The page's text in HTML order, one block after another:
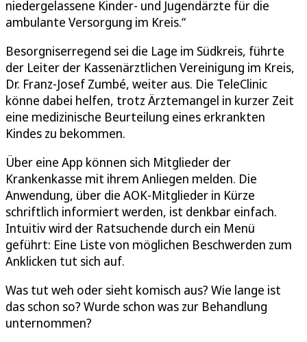
niedergelassene Kinder- und Jugendärzte für die
ambulante Versorgung im Kreis.“
Besorgniserregend sei die Lage im Südkreis, führte
der Leiter der Kassenärztlichen Vereinigung im Kreis,
Dr. Franz-Josef Zumbé, weiter aus. Die TeleClinic
könne dabei helfen, trotz Ärztemangel in kurzer Zeit
eine medizinische Beurteilung eines erkrankten
Kindes zu bekommen.
Über eine App können sich Mitglieder der
Krankenkasse mit ihrem Anliegen melden. Die
Anwendung, über die AOK-Mitglieder in Kürze
schriftlich informiert werden, ist denkbar einfach.
Intuitiv wird der Ratsuchende durch ein Menü
geführt: Eine Liste von möglichen Beschwerden zum
Anklicken tut sich auf.
Was tut weh oder sieht komisch aus? Wie lange ist
das schon so? Wurde schon was zur Behandlung
unternommen?